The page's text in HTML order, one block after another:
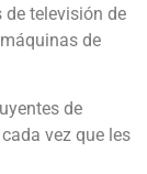
televisión de
de
de
vez que les